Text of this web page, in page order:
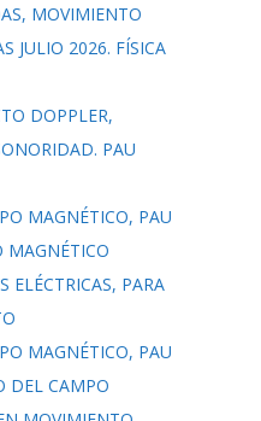
MOVIMIENTO
JULIO 2026. FÍSICA
DOPPLER,
PAU
MAGNÉTICO, PAU
MAGNÉTICO
ELÉCTRICAS, PARA
MAGNÉTICO, PAU
DEL CAMPO